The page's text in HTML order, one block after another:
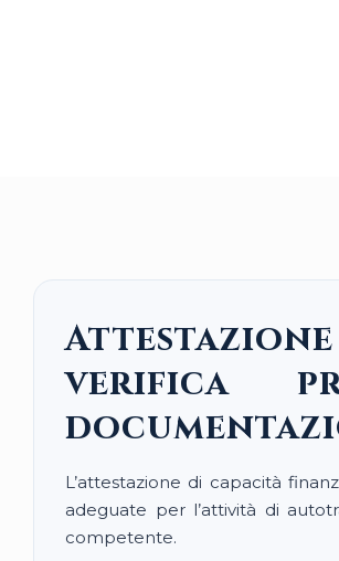
verifica
L’attestazione di capacità
adeguate per l’attività di
competente.